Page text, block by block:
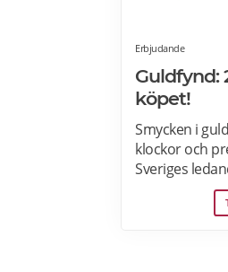
Erbjudande
Guldfynd:
köpet!
Smycken i
klockor och
Sveriges
medlem i
rabatt på ditt